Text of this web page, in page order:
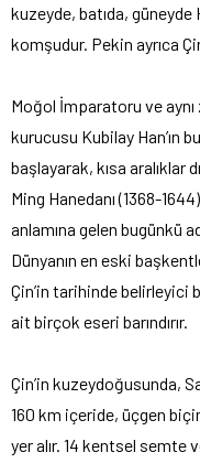
kuzeyde, batıda,
komşudur. Pekin ayrıca
Moğol İmparatoru ve aynı
kurucusu Kubilay Han’ın
başlayarak, kısa aralıklar
Ming Hanedanı (1368-
anlamına gelen bugünkü
Dünyanın en eski
Çin’in tarihinde belirleyici
ait birçok eseri barındırır.
Çin’in kuzeydoğusunda,
160 km içeride, üçgen
yer alır. 14 kentsel semte